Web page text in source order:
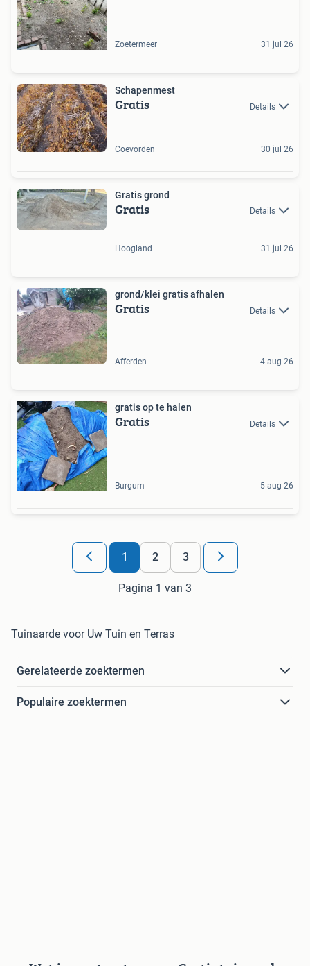
Zoetermeer 31 jul 26
Schapenmest
Gratis Details
Coevorden 30 jul 26
Gratis grond
Gratis Details
Hoogland 31 jul 26
grond/klei gratis afhalen
Gratis Details
Afferden 4 aug 26
gratis op te halen
Gratis Details
Burgum 5 aug 26
1 2 3
Pagina 1 van 3
Tuinaarde voor Uw Tuin en Terras
Gerelateerde zoektermen
Populaire zoektermen